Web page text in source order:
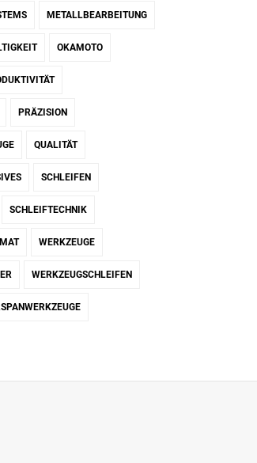
METALLBEARBEITUNG
OKAMOTO
PRÄZISION
QUALITÄT
SCHLEIFEN
SCHLEIFTECHNIK
WERKZEUGE
WERKZEUGSCHLEIFEN